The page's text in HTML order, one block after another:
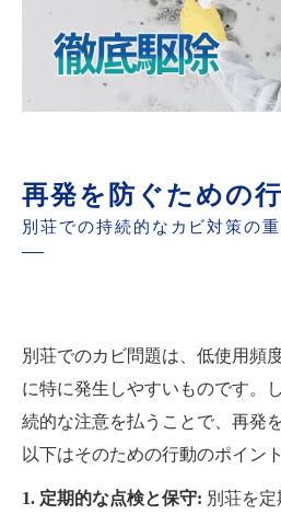
再発を防ぐための
別荘での持続的なカビ対策の
別荘でのカビ問題は、低使用頻
に特に発生しやすいものです。
続的な注意を払うことで、再発
以下はそのための行動のポイント
1. 定期的な点検と保守: 別荘を